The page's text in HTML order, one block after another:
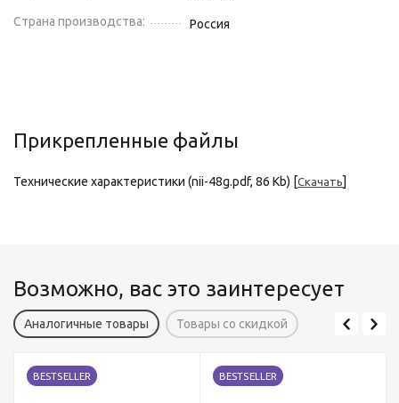
Страна производства: Россия
Прикрепленные файлы
Технические характеристики (nii-48g.pdf, 86 Kb) [Скачать]
Возможно, вас это заинтересует
Аналогичные товары Товары со скидкой
BESTSELLER BESTSELLER